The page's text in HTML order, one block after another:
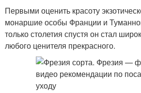
Первыми оценить красоту
монаршие особы Франции и
только столетия спустя он стал
любого ценителя прекрасного.